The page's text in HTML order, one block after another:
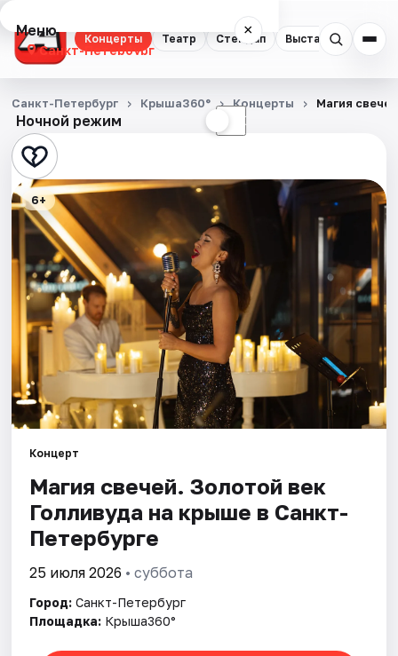
Концерты Театр Стендап Выставки
Меню ×
Санкт-Петербург
Концерты
Театр
Стендап
Выставки
Квесты
Экскурсии
Спорт
События
Площадки
Артисты
Рейтинги
Ночной режим ☾
Санкт-Петербург Крыша360° Концерты Магия
6+
Концерт
Магия свечей. Золотой век
Голливуда на крыше в Санкт-
Петербурге
25 июля 2026 • суббота
Город: Санкт-Петербург
Площадка: Крыша360°